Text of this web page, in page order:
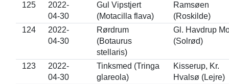
125
2022-
04-30
Gul Vipstjert
(Motacilla flava)
Ramsøen
(Roskilde)
124
2022-
04-30
Rørdrum
(Botaurus
stellaris)
Gl. Havdrup
(Solrød)
123
2022-
04-30
Tinksmed (Tringa
glareola)
Kisserup, Kr.
Hvalsø (Lejre)